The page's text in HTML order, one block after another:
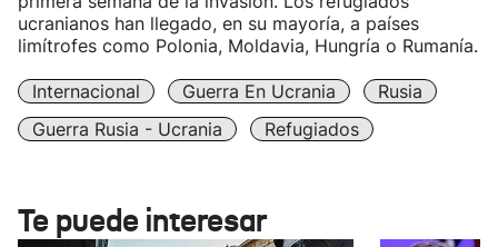
ucranianos han llegado, en su mayoría, a países
limítrofes como Polonia, Moldavia, Hungría o Rumanía.
Internacional Guerra En Ucrania
Rusia
Guerra Rusia - Ucrania
Refugiados
Te puede interesar